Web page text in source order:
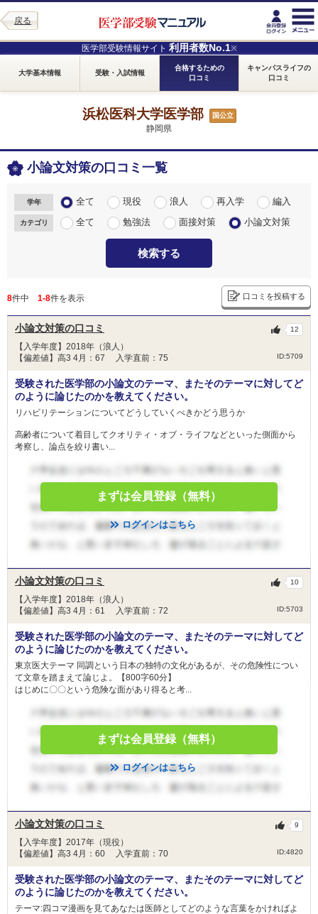
戻る
医学部受験情報サイト 利用者数No.1※
大学基本情報 受験・入試情報
合格するための
口コミ
キャンパスライフの
口コミ
浜松医科大学医学部 国公立
静岡県
小論文対策の口コミ一覧
学年 全て 現役 浪人 再入学 編入
カテゴリ 全て 勉強法 面接対策 小論文対策
検索する
8件中 1-8件を表示 口コミを投稿する
小論文対策の口コミ
【入学年度】2018年（浪人）
【偏差値】高3 4月：67 入学直前：75
ID:5709
12
受験された医学部の小論文のテーマ、またそのテーマに対してど
のように論じたのかを教えてください。
リハビリテーションについてどうしていくべきかどう思うか
高齢者について着目してクオリティ・オブ・ライフなどといった側面から
考察し、論点を絞り書い...
まずは会員登録（無料）
ログインはこちら
小論文対策の口コミ
【入学年度】2018年（浪人）
【偏差値】高3 4月：61 入学直前：72
ID:5703
10
受験された医学部の小論文のテーマ、またそのテーマに対してど
のように論じたのかを教えてください。
東京医大テーマ 同調という日本の独特の文化があるが、その危険性につい
て文章を踏まえて論じよ。【800字60分】
はじめに〇〇という危険な面があり得ると考...
まずは会員登録（無料）
ログインはこちら
小論文対策の口コミ
【入学年度】2017年（現役）
【偏差値】高3 4月：60 入学直前：70
ID:4820
9
受験された医学部の小論文のテーマ、またそのテーマに対してど
のように論じたのかを教えてください。
テーマ:四コマ漫画を見てあなたは医師としてどのような言葉をかければよ